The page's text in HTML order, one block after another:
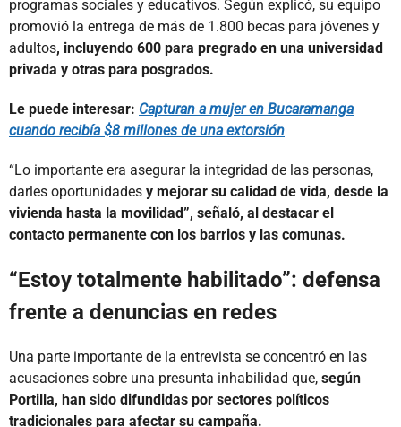
programas sociales y educativos. Según explicó, su equipo
promovió la entrega de más de 1.800 becas para jóvenes y
adultos, incluyendo 600 para pregrado en una universidad
privada y otras para posgrados.
Le puede interesar: Capturan a mujer en Bucaramanga
cuando recibía $8 millones de una extorsión
“Lo importante era asegurar la integridad de las personas,
darles oportunidades y mejorar su calidad de vida, desde la
vivienda hasta la movilidad”, señaló, al destacar el
contacto permanente con los barrios y las comunas.
“Estoy totalmente habilitado”: defensa
frente a denuncias en redes
Una parte importante de la entrevista se concentró en las
acusaciones sobre una presunta inhabilidad que, según
Portilla, han sido difundidas por sectores políticos
tradicionales para afectar su campaña.